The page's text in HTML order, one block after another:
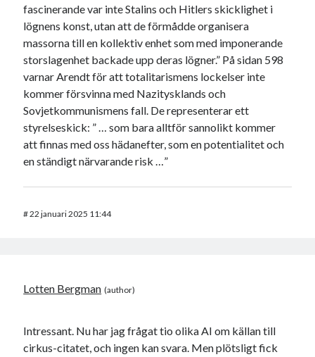
fascinerande var inte Stalins och Hitlers skicklighet i
lögnens konst, utan att de förmådde organisera
massorna till en kollektiv enhet som med imponerande
storslagenhet backade upp deras lögner.” På sidan 598
varnar Arendt för att totalitarismens lockelser inte
kommer försvinna med Nazitysklands och
Sovjetkommunismens fall. De representerar ett
styrelseskick: ” … som bara alltför sannolikt kommer
att finnas med oss hädanefter, som en potentialitet och
en ständigt närvarande risk …”
#22 januari 2025 11:44
Lotten Bergman
Intressant. Nu har jag frågat tio olika AI om källan till
cirkus-citatet, och ingen kan svara. Men plötsligt fick